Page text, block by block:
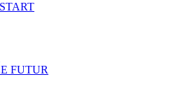
FUTUR